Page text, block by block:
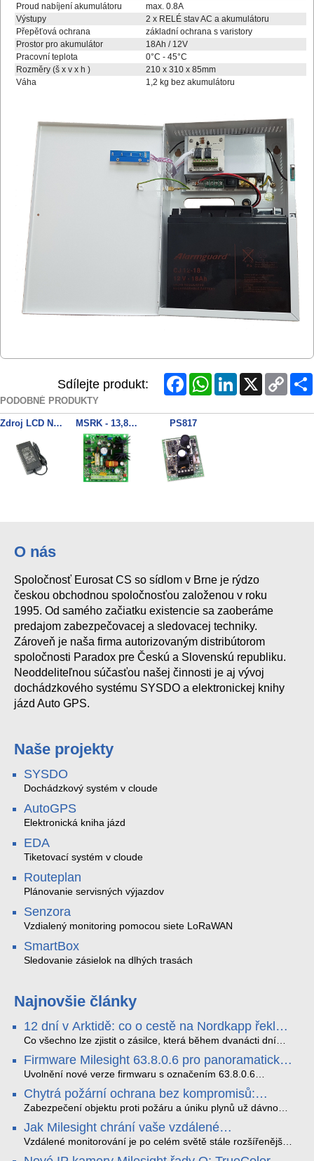
Proud nabíjení akumulátoru
max. 0.8A
Výstupy
2 x RELÉ stav AC a akumulátoru
Přepěťová ochrana
základní ochrana s varistory
Prostor pro akumulátor
18Ah / 12V
Pracovní teplota
0°C - 45°C
Rozměry (š x v x h )
210 x 310 x 85mm
Váha
1,2 kg bez akumulátoru
Sdílejte produkt: FacebookWhatsAppLinkedIn
Copy
Link
PODOBNÉ PRODUKTY
Zdroj LCD Neovo MSRK - 13,8V / 2A modul napájacieho zdroja PS817
O nás
Spoločnosť Eurosat CS so sídlom v Brne je rýdzo
českou obchodnou spoločnosťou založenou v roku
1995. Od samého začiatku existencie sa zaoberáme
predajom zabezpečovacej a sledovacej techniky.
Zároveň je naša firma autorizovaným distribútorom
spoločnosti Paradox pre Českú a Slovenskú republiku.
Neoddeliteľnou súčasťou našej činnosti je aj vývoj
dochádzkového systému SYSDO a elektronickej knihy
jázd Auto GPS.
Naše projekty
SYSDO
Dochádzkový systém v cloude
AutoGPS
Elektronická kniha jázd
EDA
Tiketovací systém v cloude
Routeplan
Plánovanie servisných výjazdov
Senzora
Vzdialený monitoring pomocou siete LoRaWAN
SmartBox
Sledovanie zásielok na dlhých trasách
Najnovšie články
12 dní v Arktidě: co o cestě na Nordkapp řekla
data ze SMARTBOX 2 MAX
Co všechno lze zjistit o zásilce, která během dvanácti dní
Tromsø přes Lofoty, Kirunu a finské Laponsko až na
Nordkapp. Bez jediného dobití, v mrazu až −13 °C a mimo
stabilní mobilní signál zaznamenával polohu, teplotu, světlo,
otřesy i náklon. Výsledkem není jen čára na mapě, ale
podrobný datový příběh celé cesty.
Firmware Milesight 63.8.0.6 pro panoramatické
kamery a modely řady Q1
Uvolnění nové verze firmwaru s označením 63.8.0.6
představuje důležitý posun v rozvoji funkcí a celkové stability
IP kamer Milesight. Tato aktualizace se nezaměřuje pouze
na běžnou údržbu systému, ale prakticky rozšiřuje možnosti
bezpečnosti a adaptace na zhoršené světelné podmínky.
Vylepšení se přímo dotýkají jak panoramatických modelů s
Chytrá požární ochrana bez kompromisů:
Ekosystém FireSafe pod lupou
Zabezpečení objektu proti požáru a úniku plynů už dávno
Současný standard vyžaduje provázanost, vzdálenou správu
a spolehlivost. Systém FireSafe od značky SAFE přináší
Jak Milesight chrání vaše vzdálené
monitorování před kybernetickými hrozbami
Vzdálené monitorování je po celém světě stále rozšířenější.